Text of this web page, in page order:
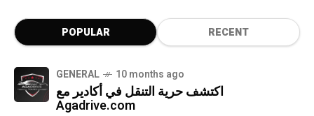
POPULAR RECENT
GENERAL 10 months ago
اكتشف حرية التنقل في أكادير مع
Agadrive.com